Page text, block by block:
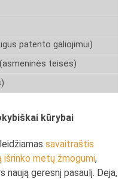
patento galiojimui)
teisės)
kūrybai
savaitraštis
išrinko metų žmogumi,
geresnį pasaulį. Deja,